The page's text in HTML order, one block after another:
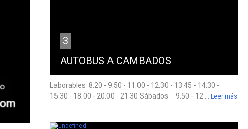
3
AUTOBUS A CAMBADOS
Laborables 8.20 - 9.50 - 11.00 - 12.30 - 13.45 - 14.30 -
15.30 - 18.00 - 20.00 - 21.30 Sábados 9.50 - 12....
Leer más